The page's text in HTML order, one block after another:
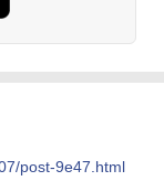
post-9e47.html